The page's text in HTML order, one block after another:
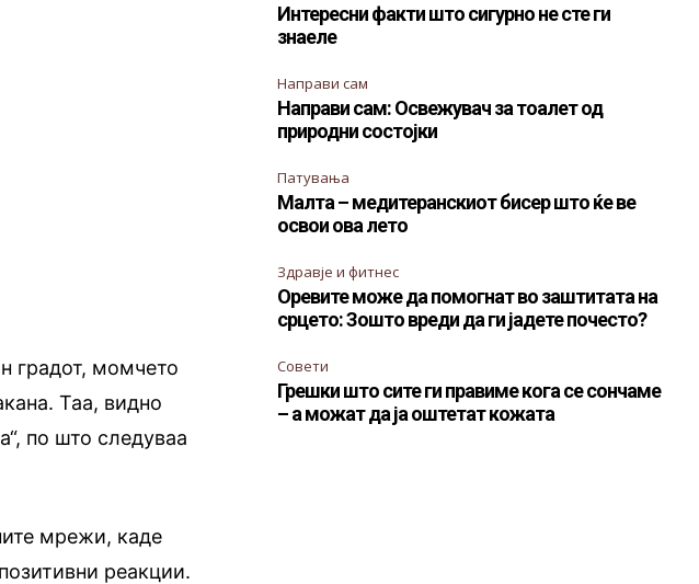
градот, момчето
Таа, видно
по што следуваа
мрежи, каде
реакции.
Интересни факти што сигурно не сте ги
знаеле
Направи сам
Направи сам: Освежувач за тоалет од
природни состојки
Патувања
Малта – медитеранскиот бисер што ќе ве
освои ова лето
Здравје и фитнес
Оревите може да помогнат во заштитата на
срцето: Зошто вреди да ги јадете почесто?
Совети
Грешки што сите ги правиме кога се сончаме
– а можат да ја оштетат кожата